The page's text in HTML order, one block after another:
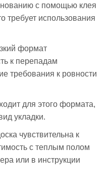
с помощью клея
требует использования
формат
к перепадам
требования к ровности
для этого формата,
укладки.
чувствительна к
с теплым полом
или в инструкции